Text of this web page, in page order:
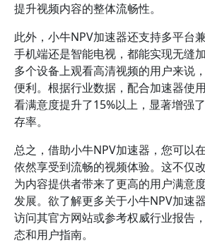
提升视频内容的整体流畅性。
此外，小牛NPV加速器还支持多平台
手机端还是智能电视，都能实现无缝
多个设备上观看高清视频的用户来说
便利。根据行业数据，配合加速器使
看满意度提升了15%以上，显著增强
存率。
总之，借助小牛NPV加速器，您可以
依然享受到流畅的视频体验。这不仅
为内容提供者带来了更高的用户满意
发展。欲了解更多关于小牛NPV加速
访问其官方网站或参考权威行业报告
态和用户指南。